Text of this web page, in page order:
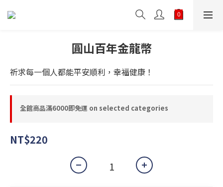
圓山百年金龍幣
祈求每一個人都能平安順利，幸福健康！
全館商品滿6000即免運 on selected categories
NT$220